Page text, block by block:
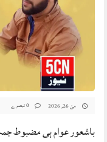
مئ 26, 2026
باشعور عوام ہی مضبوط